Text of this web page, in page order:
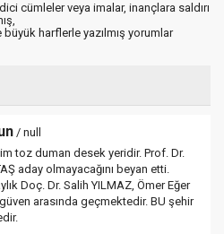
cümleler veya imalar, inançlara saldırı
harflerle yazılmış yorumlar
/ null
toz duman desek yeridir. Prof. Dr.
aday olmayacağını beyan etti.
Doç. Dr. Salih YILMAZ, Ömer Eğer
arasında geçmektedir. BU şehir